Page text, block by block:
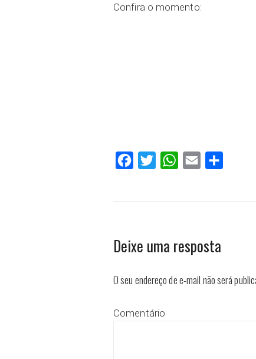
Confira o momento:
FacebookTwitter WhatsAppEmail
Deixe uma resposta
O seu endereço de e-mail não será
Comentário